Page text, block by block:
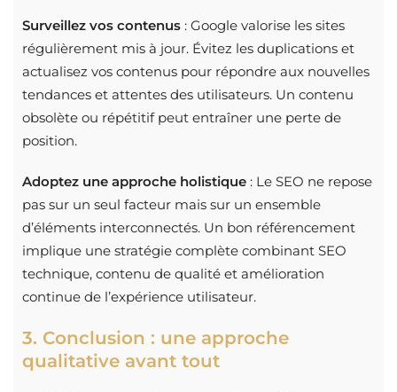
Surveillez vos contenus : Google valorise les sites
régulièrement mis à jour. Évitez les duplications et
actualisez vos contenus pour répondre aux nouvelles
tendances et attentes des utilisateurs. Un contenu
obsolète ou répétitif peut entraîner une perte de
position.
Adoptez une approche holistique : Le SEO ne repose
pas sur un seul facteur mais sur un ensemble
d’éléments interconnectés. Un bon référencement
implique une stratégie complète combinant SEO
technique, contenu de qualité et amélioration
continue de l’expérience utilisateur.
3. Conclusion : une approche
qualitative avant tout